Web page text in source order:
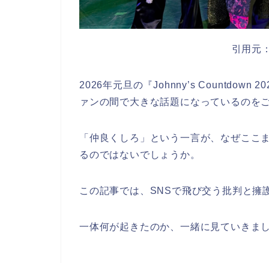
引用元
2026年元旦の『Johnny’s Countdown
ァンの間で大きな話題になっているのを
「仲良くしろ」という一言が、なぜこ
るのではないでしょうか。
この記事では、SNSで飛び交う批判と擁
一体何が起きたのか、一緒に見ていきま